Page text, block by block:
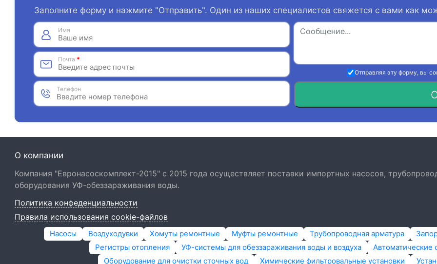
Заполните форму и нажмите "Отправить". Один из наших специалистов свяжется с вами как
Имя
Почта *
Телефон
Отправляя эту форму, вы
О компании
Компания "Евронасоскомплект-2015" с 2015 года осуществляет поставки импортных насосов,
оборудования УФ-обеззараживания воды.
Политика конфеденциальности
Правила использования cookie-файлов
Насосы Воздуходувки Хомуты ремонтные Муфты ремонтные Трубопроводная арматура
Регистры отопления
УФ-системы для обеззараживания воды и воздуха
Автоматические
Оборудование для очистки сточных вод
Химические фильтровальные установки